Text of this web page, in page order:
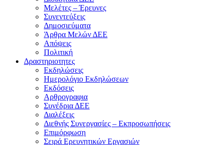
Μελέτες – Έρευνες
Συνεντεύξεις
Δημοσιεύματα
Άρθρα Μελών ΔΕΕ
Απόψεις
Πολιτική
Δραστηριοτητες
Εκδηλώσεις
Ημερολόγιο Εκδηλώσεων
Εκδόσεις
Αρθρογραφια
Συνέδρια ΔΕΕ
Διαλέξεις
Διεθνής Συνεργασίες – Εκπροσωπήσεις
Επιμόρφωση
Σειρά Ερευνητικών Εργασιών